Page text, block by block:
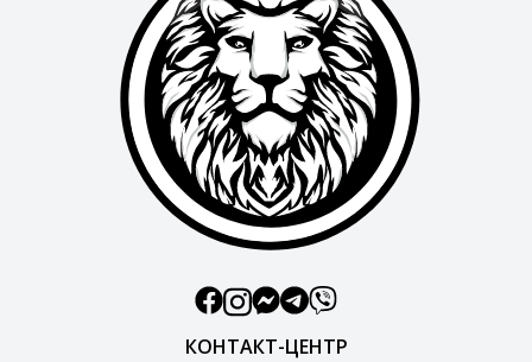
КОНТАКТ-ЦЕНТР